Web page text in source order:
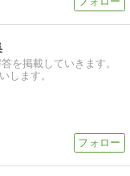
を掲載していきます。
します。